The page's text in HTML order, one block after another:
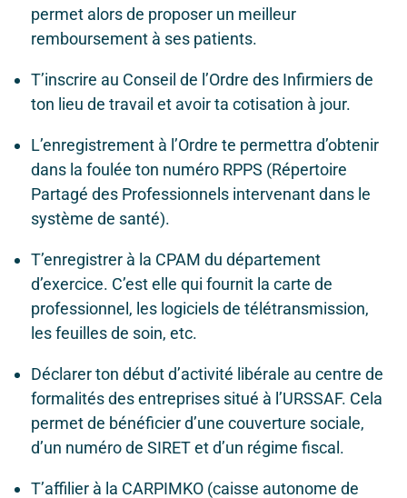
permet alors de proposer un meilleur
remboursement à ses patients.
T’inscrire au Conseil de l’Ordre des Infirmiers de
ton lieu de travail et avoir ta cotisation à jour.
L’enregistrement à l’Ordre te permettra d’obtenir
dans la foulée ton numéro RPPS (Répertoire
Partagé des Professionnels intervenant dans le
système de santé).
T’enregistrer à la CPAM du département
d’exercice. C’est elle qui fournit la carte de
professionnel, les logiciels de télétransmission,
les feuilles de soin, etc.
Déclarer ton début d’activité libérale au centre de
formalités des entreprises situé à l’URSSAF. Cela
permet de bénéficier d’une couverture sociale,
d’un numéro de SIRET et d’un régime fiscal.
T’affilier à la CARPIMKO (caisse autonome de